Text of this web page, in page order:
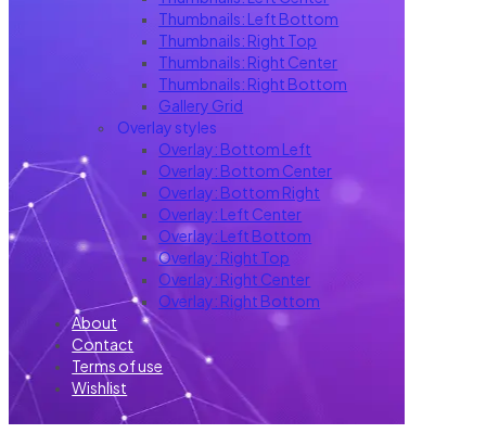
Thumbnails: Left Bottom
Thumbnails: Right Top
Thumbnails: Right Center
Thumbnails: Right Bottom
Gallery Grid
Overlay styles
Overlay: Bottom Left
Overlay: Bottom Center
Overlay: Bottom Right
Overlay: Left Center
Overlay: Left Bottom
Overlay: Right Top
Overlay: Right Center
Overlay: Right Bottom
About
Contact
Terms of use
Wishlist